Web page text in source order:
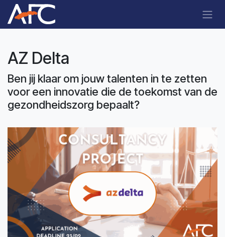
Skip to Content
AZ Delta
Ben jij klaar om jouw talenten in te zetten
voor een innovatie die de toekomst van de
gezondheidszorg bepaalt?